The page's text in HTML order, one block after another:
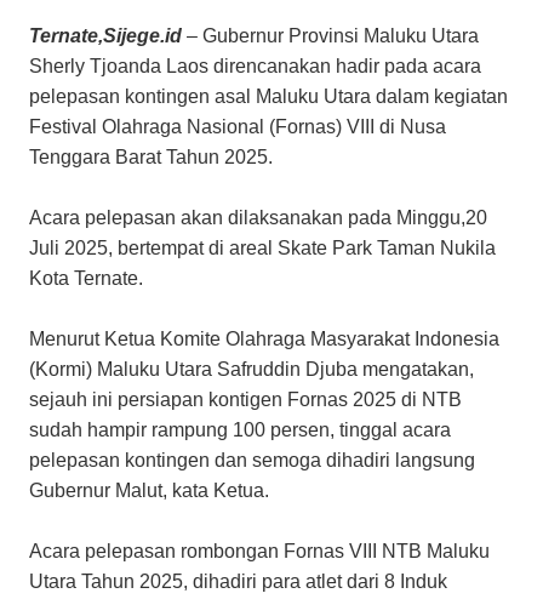
Ternate,Sijege.id – Gubernur Provinsi Maluku Utara
Sherly Tjoanda Laos direncanakan hadir pada acara
pelepasan kontingen asal Maluku Utara dalam kegiatan
Festival Olahraga Nasional (Fornas) VIII di Nusa
Tenggara Barat Tahun 2025.
Acara pelepasan akan dilaksanakan pada Minggu,20
Juli 2025, bertempat di areal Skate Park Taman Nukila
Kota Ternate.
Menurut Ketua Komite Olahraga Masyarakat Indonesia
(Kormi) Maluku Utara Safruddin Djuba mengatakan,
sejauh ini persiapan kontigen Fornas 2025 di NTB
sudah hampir rampung 100 persen, tinggal acara
pelepasan kontingen dan semoga dihadiri langsung
Gubernur Malut, kata Ketua.
Acara pelepasan rombongan Fornas VIII NTB Maluku
Utara Tahun 2025, dihadiri para atlet dari 8 Induk